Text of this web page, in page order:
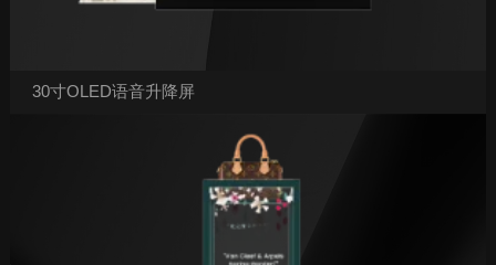
30寸OLED语音升降屏